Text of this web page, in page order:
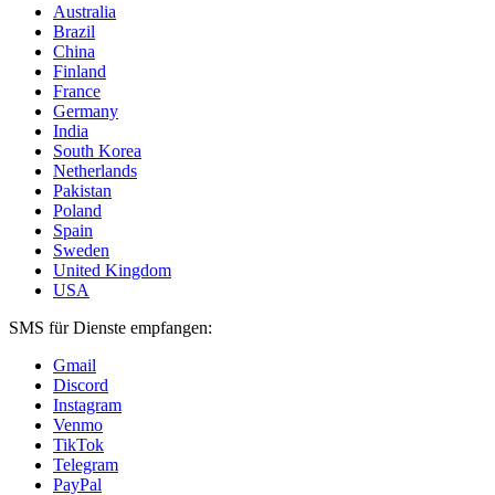
Australia
Brazil
China
Finland
France
Germany
India
South Korea
Netherlands
Pakistan
Poland
Spain
Sweden
United Kingdom
USA
SMS für Dienste empfangen:
Gmail
Discord
Instagram
Venmo
TikTok
Telegram
PayPal